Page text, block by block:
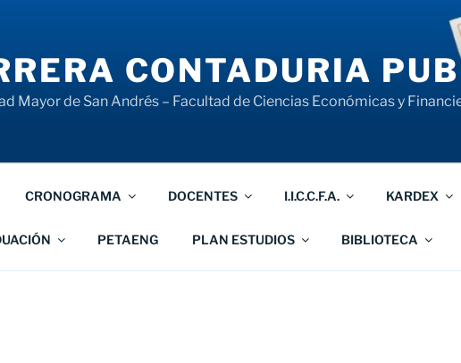
CONTADURIA
Mayor de San Andrés – Facultad de Ciencias Económicas y
CRONOGRAMA DOCENTES I.I.C.C.F.A. KARDEX
PETAENG PLAN ESTUDIOS BIBLIOTECA